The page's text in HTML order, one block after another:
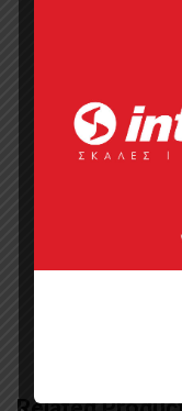
Έπιπλο
Καρέκλες
καρέκλες